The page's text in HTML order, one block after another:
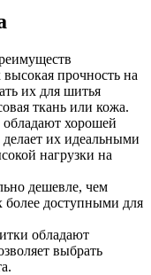
прочность на
их для шитья
ткань или кожа.
хорошей
их идеальными
нагрузки на
дешевле, чем
более доступными для
обладают
выбрать